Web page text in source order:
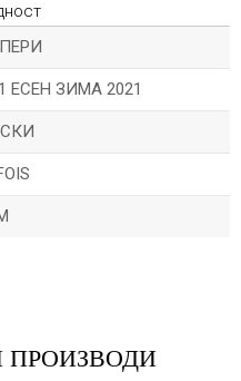
ЕСЕН ЗИМА 2021
ПРОИЗВОДИ